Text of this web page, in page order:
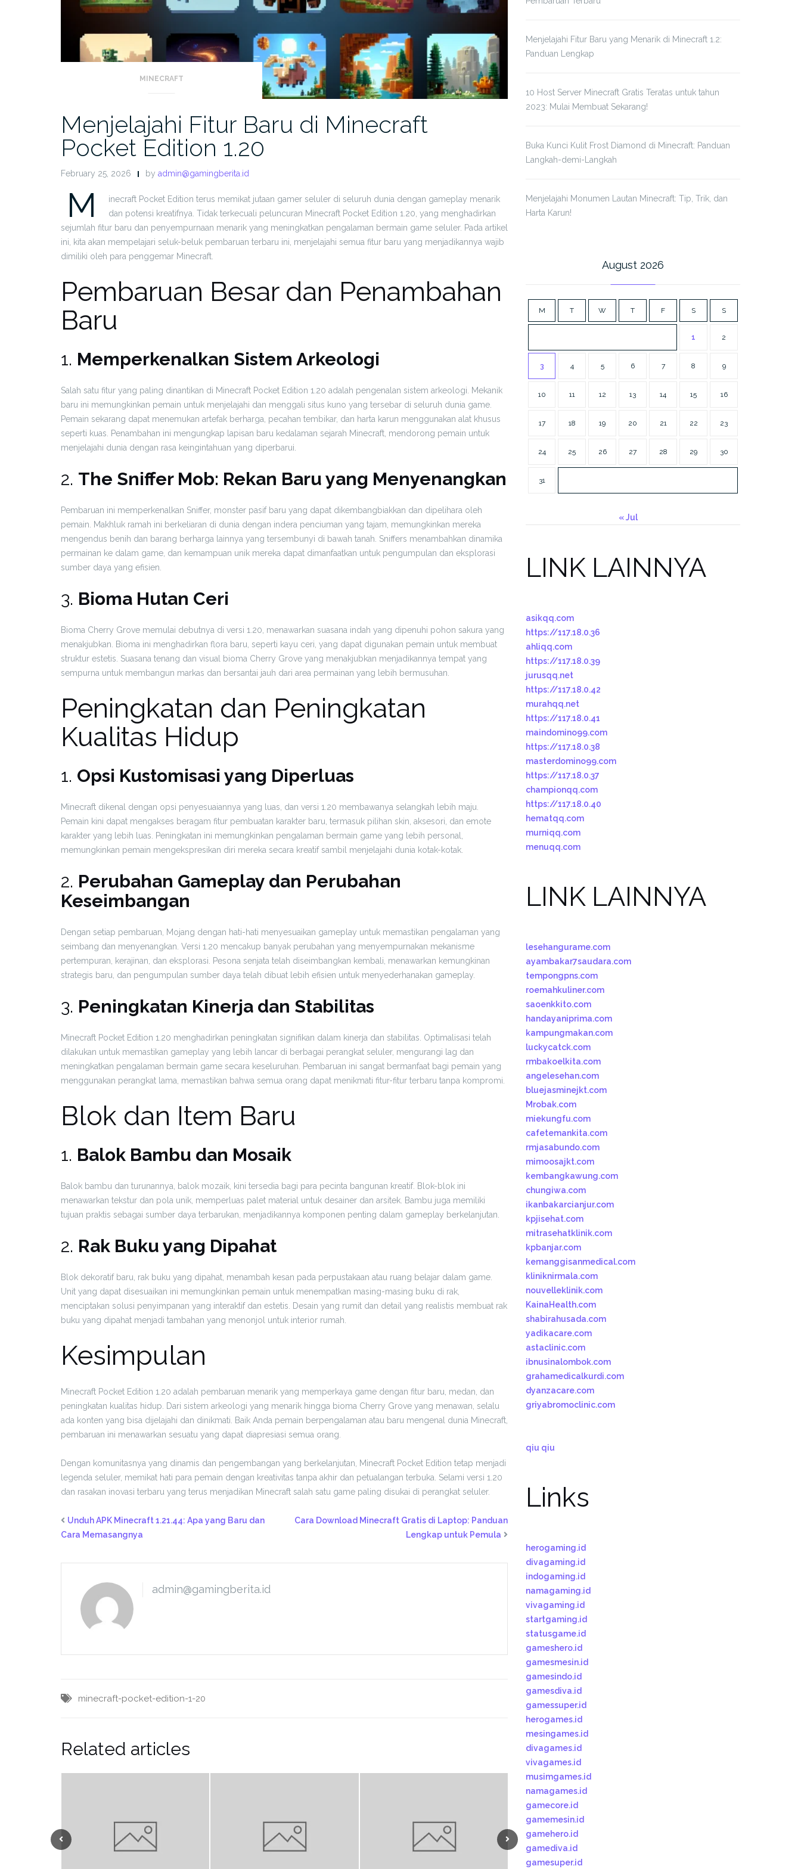
MINECRAFT
Menjelajahi Fitur Baru di Minecraft
Pocket Edition 1.20
February 25, 2026 by admin@gamingberita.id
M
inecraft Pocket Edition terus memikat jutaan gamer seluler di seluruh dunia dengan gameplay menarik
dan potensi kreatifnya. Tidak terkecuali peluncuran Minecraft Pocket Edition 1.20, yang menghadirkan
sejumlah fitur baru dan penyempurnaan menarik yang meningkatkan pengalaman bermain game seluler. Pada artikel
ini, kita akan mempelajari seluk-beluk pembaruan terbaru ini, menjelajahi semua fitur baru yang menjadikannya wajib
dimiliki oleh para penggemar Minecraft.
Pembaruan Besar dan Penambahan
Baru
1. Memperkenalkan Sistem Arkeologi
Salah satu fitur yang paling dinantikan di Minecraft Pocket Edition 1.20 adalah pengenalan sistem arkeologi. Mekanik
baru ini memungkinkan pemain untuk menjelajahi dan menggali situs kuno yang tersebar di seluruh dunia game.
Pemain sekarang dapat menemukan artefak berharga, pecahan tembikar, dan harta karun menggunakan alat khusus
seperti kuas. Penambahan ini mengungkap lapisan baru kedalaman sejarah Minecraft, mendorong pemain untuk
menjelajahi dunia dengan rasa keingintahuan yang diperbarui.
2. The Sniffer Mob: Rekan Baru yang Menyenangkan
Pembaruan ini memperkenalkan Sniffer, monster pasif baru yang dapat dikembangbiakkan dan dipelihara oleh
pemain. Makhluk ramah ini berkeliaran di dunia dengan indera penciuman yang tajam, memungkinkan mereka
mengendus benih dan barang berharga lainnya yang tersembunyi di bawah tanah. Sniffers menambahkan dinamika
permainan ke dalam game, dan kemampuan unik mereka dapat dimanfaatkan untuk pengumpulan dan eksplorasi
sumber daya yang efisien.
3. Bioma Hutan Ceri
Bioma Cherry Grove memulai debutnya di versi 1.20, menawarkan suasana indah yang dipenuhi pohon sakura yang
menakjubkan. Bioma ini menghadirkan flora baru, seperti kayu ceri, yang dapat digunakan pemain untuk membuat
struktur estetis. Suasana tenang dan visual bioma Cherry Grove yang menakjubkan menjadikannya tempat yang
sempurna untuk membangun markas dan bersantai jauh dari area permainan yang lebih bermusuhan.
Peningkatan dan Peningkatan
Kualitas Hidup
1. Opsi Kustomisasi yang Diperluas
Minecraft dikenal dengan opsi penyesuaiannya yang luas, dan versi 1.20 membawanya selangkah lebih maju.
Pemain kini dapat mengakses beragam fitur pembuatan karakter baru, termasuk pilihan skin, aksesori, dan emote
karakter yang lebih luas. Peningkatan ini memungkinkan pengalaman bermain game yang lebih personal,
memungkinkan pemain mengekspresikan diri mereka secara kreatif sambil menjelajahi dunia kotak-kotak.
2. Perubahan Gameplay dan Perubahan
Keseimbangan
Dengan setiap pembaruan, Mojang dengan hati-hati menyesuaikan gameplay untuk memastikan pengalaman yang
seimbang dan menyenangkan. Versi 1.20 mencakup banyak perubahan yang menyempurnakan mekanisme
pertempuran, kerajinan, dan eksplorasi. Pesona senjata telah diseimbangkan kembali, menawarkan kemungkinan
strategis baru, dan pengumpulan sumber daya telah dibuat lebih efisien untuk menyederhanakan gameplay.
3. Peningkatan Kinerja dan Stabilitas
Minecraft Pocket Edition 1.20 menghadirkan peningkatan signifikan dalam kinerja dan stabilitas. Optimalisasi telah
dilakukan untuk memastikan gameplay yang lebih lancar di berbagai perangkat seluler, mengurangi lag dan
meningkatkan pengalaman bermain game secara keseluruhan. Pembaruan ini sangat bermanfaat bagi pemain yang
menggunakan perangkat lama, memastikan bahwa semua orang dapat menikmati fitur-fitur terbaru tanpa kompromi.
Blok dan Item Baru
1. Balok Bambu dan Mosaik
Balok bambu dan turunannya, balok mozaik, kini tersedia bagi para pecinta bangunan kreatif. Blok-blok ini
menawarkan tekstur dan pola unik, memperluas palet material untuk desainer dan arsitek. Bambu juga memiliki
tujuan praktis sebagai sumber daya terbarukan, menjadikannya komponen penting dalam gameplay berkelanjutan.
2. Rak Buku yang Dipahat
Blok dekoratif baru, rak buku yang dipahat, menambah kesan pada perpustakaan atau ruang belajar dalam game.
Unit yang dapat disesuaikan ini memungkinkan pemain untuk menempatkan masing-masing buku di rak,
menciptakan solusi penyimpanan yang interaktif dan estetis. Desain yang rumit dan detail yang realistis membuat rak
buku yang dipahat menjadi tambahan yang menonjol untuk interior rumah.
Kesimpulan
Minecraft Pocket Edition 1.20 adalah pembaruan menarik yang memperkaya game dengan fitur baru, medan, dan
peningkatan kualitas hidup. Dari sistem arkeologi yang menarik hingga bioma Cherry Grove yang menawan, selalu
ada konten yang bisa dijelajahi dan dinikmati. Baik Anda pemain berpengalaman atau baru mengenal dunia Minecraft,
pembaruan ini menawarkan sesuatu yang dapat diapresiasi semua orang.
Dengan komunitasnya yang dinamis dan pengembangan yang berkelanjutan, Minecraft Pocket Edition tetap menjadi
legenda seluler, memikat hati para pemain dengan kreativitas tanpa akhir dan petualangan terbuka. Selami versi 1.20
dan rasakan inovasi terbaru yang terus menjadikan Minecraft salah satu game paling disukai di perangkat seluler.
Unduh APK Minecraft 1.21.44: Apa yang Baru dan
Cara Memasangnya
Cara Download Minecraft Gratis di Laptop: Panduan
Lengkap untuk Pemula
admin@gamingberita.id
minecraft-pocket-edition-1-20
Related articles
Menjelajahi Fitur Baru yang Menarik di Minecraft 1.2:
Panduan Lengkap
10 Host Server Minecraft Gratis Teratas untuk tahun
2023: Mulai Membuat Sekarang!
Buka Kunci Kulit Frost Diamond di Minecraft: Panduan
Langkah-demi-Langkah
Menjelajahi Monumen Lautan Minecraft: Tip, Trik, dan
Harta Karun!
August 2026
M T W T F S S
1 2
3 4 5 6 7 8 9
10 11 12 13 14 15 16
17 18 19 20 21 22 23
24 25 26 27 28 29 30
31
« Jul
LINK LAINNYA
asikqq.com
https://117.18.0.36
ahliqq.com
https://117.18.0.39
jurusqq.net
https://117.18.0.42
murahqq.net
https://117.18.0.41
maindomino99.com
https://117.18.0.38
masterdomino99.com
https://117.18.0.37
championqq.com
https://117.18.0.40
hematqq.com
murniqq.com
menuqq.com
LINK LAINNYA
lesehangurame.com
ayambakar7saudara.com
tempongpns.com
roemahkuliner.com
saoenkkito.com
handayaniprima.com
kampungmakan.com
luckycatck.com
rmbakoelkita.com
angelesehan.com
bluejasminejkt.com
Mrobak.com
miekungfu.com
cafetemankita.com
rmjasabundo.com
mimoosajkt.com
kembangkawung.com
chungiwa.com
ikanbakarcianjur.com
kpjisehat.com
mitrasehatklinik.com
kpbanjar.com
kemanggisanmedical.com
kliniknirmala.com
nouvelleklinik.com
KainaHealth.com
shabirahusada.com
yadikacare.com
astaclinic.com
ibnusinalombok.com
grahamedicalkurdi.com
dyanzacare.com
griyabromoclinic.com
qiu qiu
Links
herogaming.id
divagaming.id
indogaming.id
namagaming.id
vivagaming.id
startgaming.id
statusgame.id
gameshero.id
gamesmesin.id
gamesindo.id
gamesdiva.id
gamessuper.id
herogames.id
mesingames.id
divagames.id
vivagames.id
musimgames.id
namagames.id
gamecore.id
gamemesin.id
gamehero.id
gamediva.id
gamesuper.id